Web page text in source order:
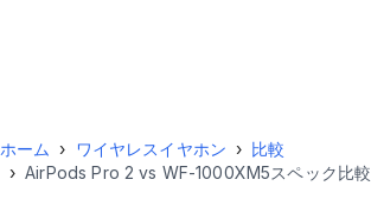
ホーム › ワイヤレスイヤホン › 比較
› AirPods Pro 2 vs WF-1000XM5スペック比較